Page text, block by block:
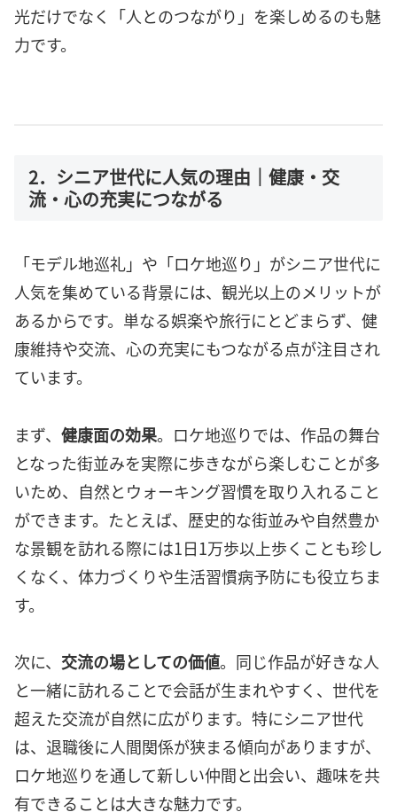
光だけでなく「人とのつながり」を楽しめるのも魅
力です。
2．シニア世代に人気の理由｜健康・交
流・心の充実につながる
「モデル地巡礼」や「ロケ地巡り」がシニア世代に
人気を集めている背景には、観光以上のメリットが
あるからです。単なる娯楽や旅行にとどまらず、健
康維持や交流、心の充実にもつながる点が注目され
ています。
まず、 健康面の効果。ロケ地巡りでは、作品の舞台
となった街並みを実際に歩きながら楽しむことが多
いため、自然とウォーキング習慣を取り入れること
ができます。たとえば、歴史的な街並みや自然豊か
な景観を訪れる際には1日1万歩以上歩くことも珍し
くなく、体力づくりや生活習慣病予防にも役立ちま
す。
次に、 交流の場としての価値。同じ作品が好きな人
と一緒に訪れることで会話が生まれやすく、世代を
超えた交流が自然に広がります。特にシニア世代
は、退職後に人間関係が狭まる傾向がありますが、
ロケ地巡りを通して新しい仲間と出会い、趣味を共
有できることは大きな魅力です。